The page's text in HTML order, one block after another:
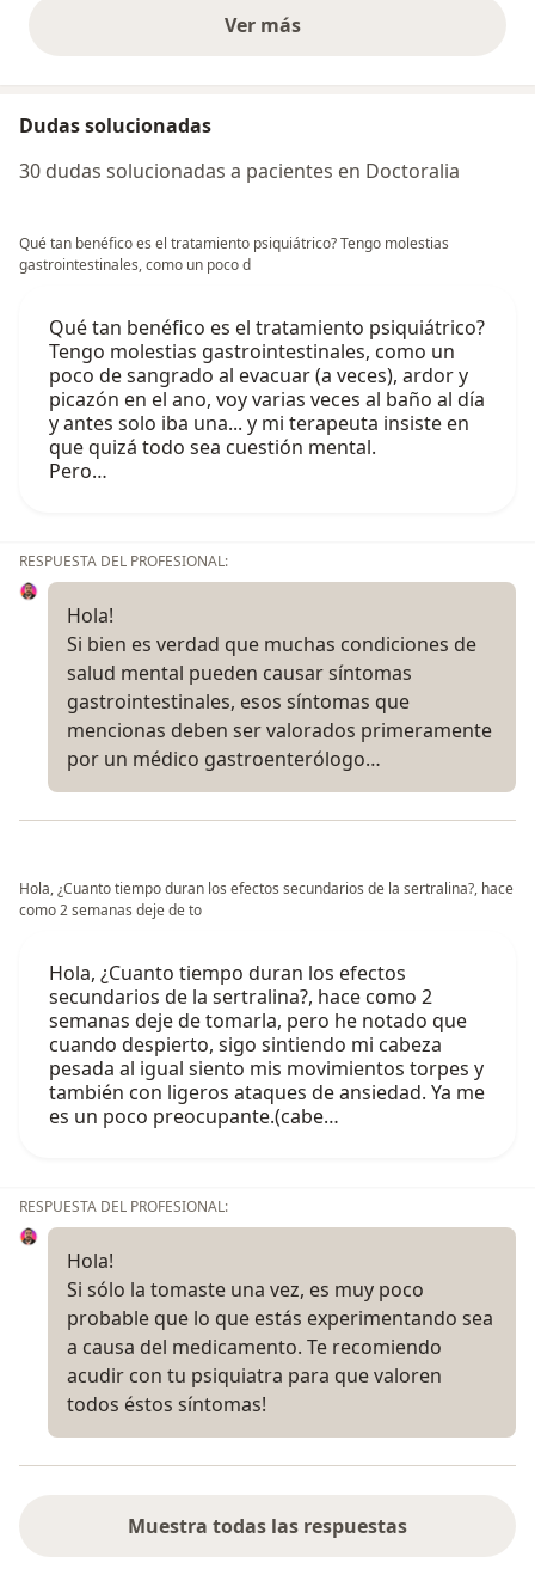
Ver másopiniones anteriores
Dudas solucionadas
30 dudas solucionadas a pacientes en Doctoralia
Qué tan benéfico es el tratamiento psiquiátrico? Tengo molestias
gastrointestinales, como un poco d
Qué tan benéfico es el tratamiento psiquiátrico?
Tengo molestias gastrointestinales, como un
poco de sangrado al evacuar (a veces), ardor y
picazón en el ano, voy varias veces al baño al día
y antes solo iba una... y mi terapeuta insiste en
que quizá todo sea cuestión mental.
Pero…
RESPUESTA DEL PROFESIONAL:
Hola!
Si bien es verdad que muchas condiciones de
salud mental pueden causar síntomas
gastrointestinales, esos síntomas que
mencionas deben ser valorados primeramente
por un médico gastroenterólogo…
Hola, ¿Cuanto tiempo duran los efectos secundarios de la sertralina?, hace
como 2 semanas deje de to
Hola, ¿Cuanto tiempo duran los efectos
secundarios de la sertralina?, hace como 2
semanas deje de tomarla, pero he notado que
cuando despierto, sigo sintiendo mi cabeza
pesada al igual siento mis movimientos torpes y
también con ligeros ataques de ansiedad. Ya me
es un poco preocupante.(cabe…
RESPUESTA DEL PROFESIONAL:
Hola!
Si sólo la tomaste una vez, es muy poco
probable que lo que estás experimentando sea
a causa del medicamento. Te recomiendo
acudir con tu psiquiatra para que valoren
todos éstos síntomas!
Muestra todas las respuestas